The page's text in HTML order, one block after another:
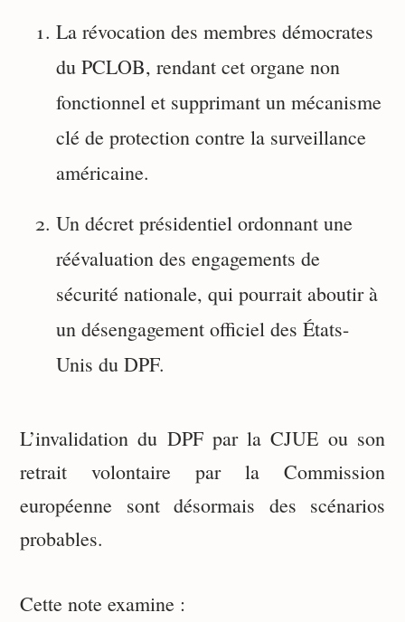
La révocation des membres démocrates
du PCLOB, rendant cet organe non
fonctionnel et supprimant un mécanisme
clé de protection contre la surveillance
américaine.
Un décret présidentiel ordonnant une
réévaluation des engagements de
sécurité nationale, qui pourrait aboutir à
un désengagement officiel des États-
Unis du DPF.
L’invalidation du DPF par la CJUE ou son
retrait volontaire par la Commission
européenne sont désormais des scénarios
probables.
Cette note examine :